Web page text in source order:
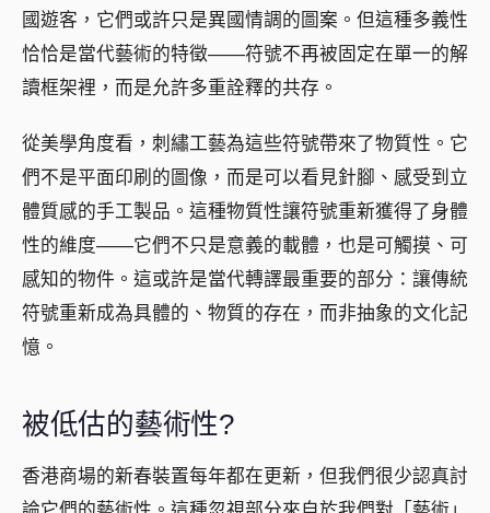
國遊客，它們或許只是異國情調的圖案。但這種多義性
恰恰是當代藝術的特徵——符號不再被固定在單一的解
讀框架裡，而是允許多重詮釋的共存。
從美學角度看，刺繡工藝為這些符號帶來了物質性。它
們不是平面印刷的圖像，而是可以看見針腳、感受到立
體質感的手工製品。這種物質性讓符號重新獲得了身體
性的維度——它們不只是意義的載體，也是可觸摸、可
感知的物件。這或許是當代轉譯最重要的部分：讓傳統
符號重新成為具體的、物質的存在，而非抽象的文化記
憶。
被低估的藝術性?
香港商場的新春裝置每年都在更新，但我們很少認真討